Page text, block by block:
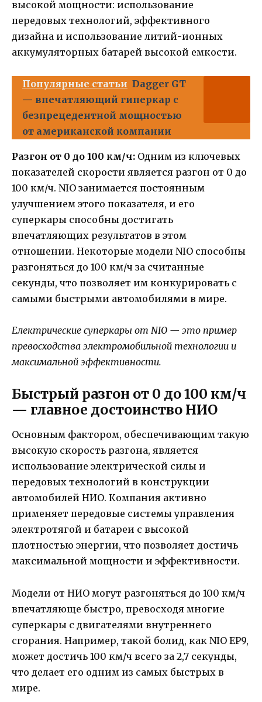
высокой мощности: использование
передовых технологий, эффективного
дизайна и использование литий-ионных
аккумуляторных батарей высокой емкости.
Популярные статьи Dagger GT
— впечатляющий гиперкар с
безпрецедентной мощностью
от американской компании
Разгон от 0 до 100 км/ч: Одним из ключевых
показателей скорости является разгон от 0 до
100 км/ч. NIO занимается постоянным
улучшением этого показателя, и его
суперкары способны достигать
впечатляющих результатов в этом
отношении. Некоторые модели NIO способны
разгоняться до 100 км/ч за считанные
секунды, что позволяет им конкурировать с
самыми быстрыми автомобилями в мире.
Електрические суперкары от NIO — это пример
превосходства электромобильной технологии и
максимальной эффективности.
Быстрый разгон от 0 до 100 км/ч
— главное достоинство НИО
Основным фактором, обеспечивающим такую
высокую скорость разгона, является
использование электрической силы и
передовых технологий в конструкции
автомобилей НИО. Компания активно
применяет передовые системы управления
электротягой и батареи с высокой
плотностью энергии, что позволяет достичь
максимальной мощности и эффективности.
Модели от НИО могут разгоняться до 100 км/ч
впечатляюще быстро, превосходя многие
суперкары с двигателями внутреннего
сгорания. Например, такой болид, как NIO EP9,
может достичь 100 км/ч всего за 2,7 секунды,
что делает его одним из самых быстрых в
мире.